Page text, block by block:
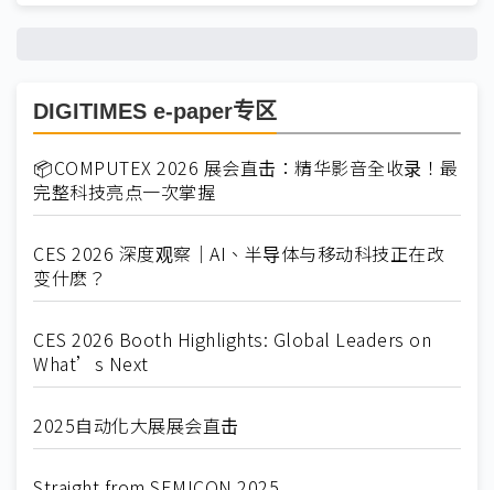
DIGITIMES e-paper专区
📦COMPUTEX 2026 展会直击：精华影音全收录！最
完整科技亮点一次掌握
CES 2026 深度观察｜AI、半导体与移动科技正在改
变什麽？
CES 2026 Booth Highlights: Global Leaders on
What’s Next
2025自动化大展展会直击